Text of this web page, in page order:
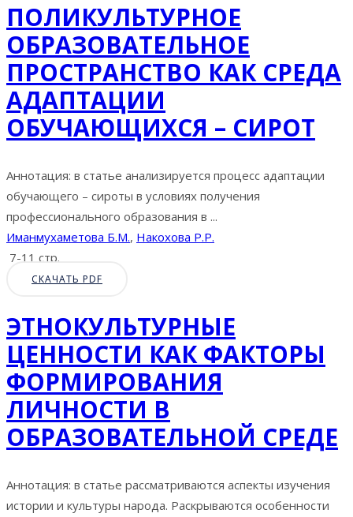
ПОЛИКУЛЬТУРНОЕ
ОБРАЗОВАТЕЛЬНОЕ
ПРОСТРАНСТВО КАК СРЕДА
АДАПТАЦИИ
ОБУЧАЮЩИХСЯ – СИРОТ
Аннотация: в статье анализируется процесс адаптации
обучающего – сироты в условиях получения
профессионального образования в ...
Иманмухаметова Б.М., Накохова Р.Р.
7-11 стр.
СКАЧАТЬ PDF
ЭТНОКУЛЬТУРНЫЕ
ЦЕННОСТИ КАК ФАКТОРЫ
ФОРМИРОВАНИЯ
ЛИЧНОСТИ В
ОБРАЗОВАТЕЛЬНОЙ СРЕДЕ
Аннотация: в статье рассматриваются аспекты изучения
истории и культуры народа. Раскрываются особенности